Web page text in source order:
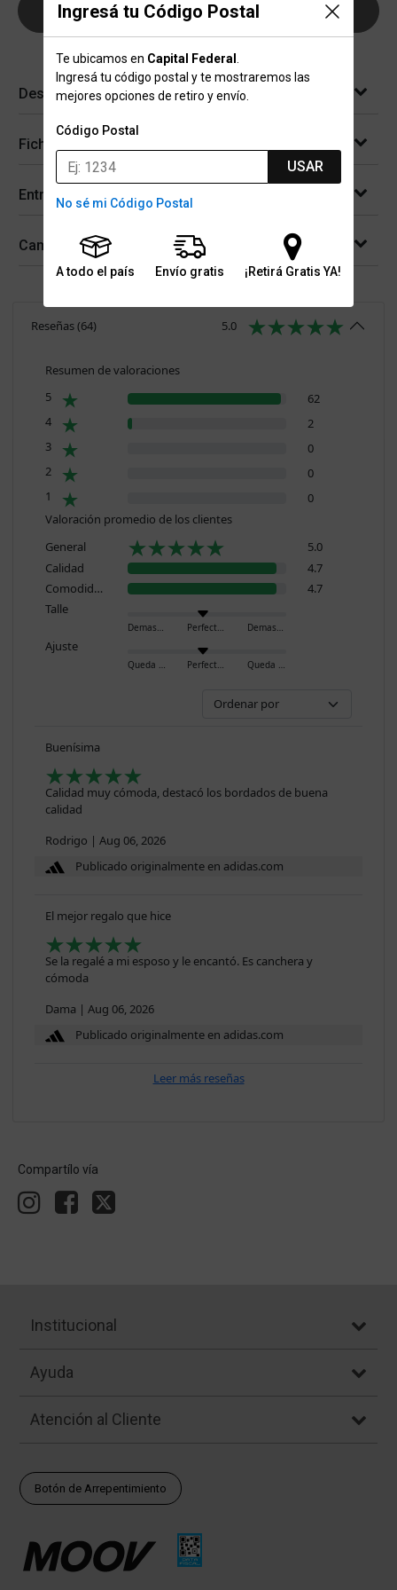
Ingresá tu Código Postal
Te ubicamos en Capital Federal
Ingresá tu código postal y te mostraremos las
mejores opciones de retiro y envío.
Código Postal
USAR
No sé mi Código Postal
A todo el país Envío gratis ¡Retirá Gratis YA!
AGREGAR AL CARRITO
Descripción
Ficha técnica
Entregas
Cambios y devoluciones
Reseñas(64) 5.0
Resumen de valoraciones
5
62
4
2
3
0
2
0
1
0
Valoración promedio de los clientes
General
5.0
Calidad
4.7
Comodidad
4.7
Talle
Demasiado pequeño Perfecto Demasiado grande
Ajuste
Queda ajustado Perfecto Queda holgado
Buenísima
Calidad muy cómoda, destacó los bordados de buena
calidad
Rodrigo | Aug 06, 2026
Publicado originalmente en adidas.com
El mejor regalo que hice
Se la regalé a mi esposo y le encantó. Es canchera y
cómoda
Dama | Aug 06, 2026
Publicado originalmente en adidas.com
Leer más reseñas
Compartílo vía
Institucional
Ayuda
Atención al Cliente
Botón de Arrepentimiento